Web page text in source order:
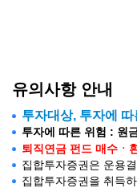
유의사항 안내
투자대상, 투자에
투자에 따른 위험 : 원
퇴직연금 펀드 매수ㆍ
집합투자증권은 운용
집합투자증권을 취득